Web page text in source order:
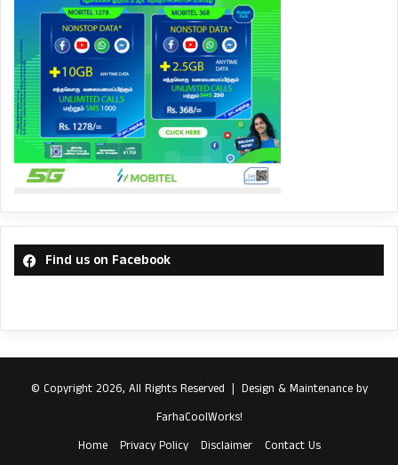
Find us on Facebook
© Copyright 2026, All Rights Reserved | Design & Maintenance by
FarhaCoolWorks!
Home
Privacy Policy Disclaimer Contact Us